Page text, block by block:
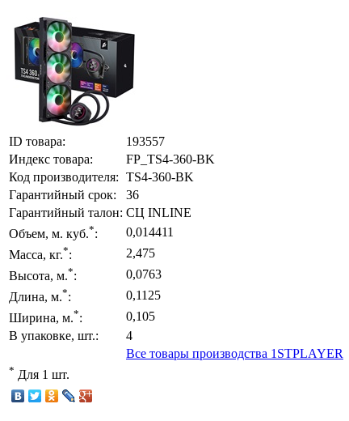
ID товара:
193557
Индекс товара:
FP_TS4-360-BK
Код производителя: TS4-360-BK
Гарантийный срок:
36
Гарантийный талон: СЦ INLINE
Объем, м. куб.*:
0,014411
Масса, кг.*:
2,475
Высота, м.*:
0,0763
Длина, м.*:
0,1125
Ширина, м.*:
0,105
В упаковке, шт.:
4
Все товары производства 1STPLAYER
* Для 1 шт.